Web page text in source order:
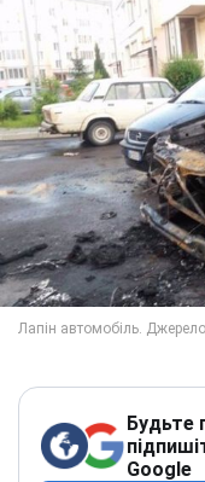
Будьте
Google